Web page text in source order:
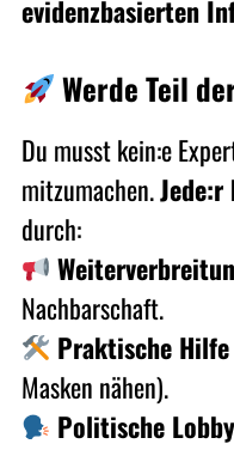
evidenzbasierten
Werde Teil
Du musst kein:e
mitzumachen.Jede:r
durch:
Nachbarschaft.
Praktische Hilfe
Masken nähen).
Politische